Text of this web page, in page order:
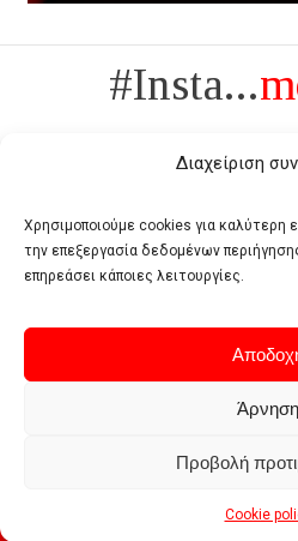
Διαχείριση
Χρησιμοποιούμε cookies για καλύτερη
την επεξεργασία δεδομένων
επηρεάσει κάποιες λειτουργίες.
Άρνηση
Προβολή
Cookie
#Insta...
Πολυτέλεια δεν είναι το αντίθετο της
Terms of use Privacy
© 2026 - Deluxe. All